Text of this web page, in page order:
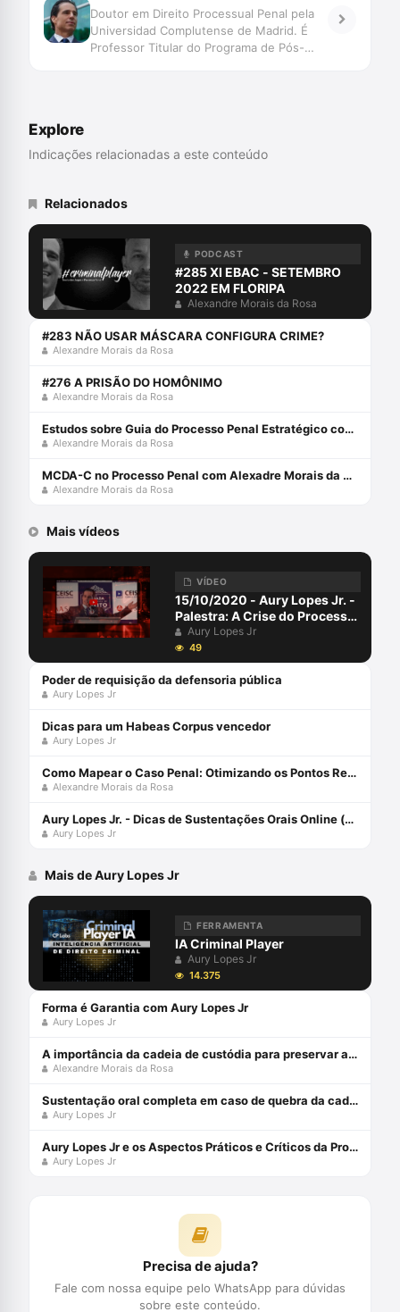
Doutor em Direito Processual Penal pela
Universidad Complutense de Madrid. É
Professor Titular do Programa de Pós-
Explore
Indicações relacionadas a este conteúdo
Relacionados
PODCAST
#285 XI EBAC - SETEMBRO
2022 EM FLORIPA
Alexandre Morais da Rosa
#283 NÃO USAR MÁSCARA CONFIGURA CRIME?
Alexandre Morais da Rosa
#276 A PRISÃO DO HOMÔNIMO
Alexandre Morais da Rosa
Estudos sobre Guia do Processo Penal Estratégico com Alexandre Morais da Rosa e André Necchio
Alexandre Morais da Rosa
MCDA-C no Processo Penal com Alexadre Morais da Rosa e Izaias Otacilio Rosa
Alexandre Morais da Rosa
Mais vídeos
VÍDEO
15/10/2020 - Aury Lopes Jr. -
Palestra: A Crise do Processo
Penal
Aury Lopes Jr
49
Poder de requisição da defensoria pública
Aury Lopes Jr
Dicas para um Habeas Corpus vencedor
Aury Lopes Jr
Como Mapear o Caso Penal: Otimizando os Pontos Relevantes
Alexandre Morais da Rosa
Aury Lopes Jr. - Dicas de Sustentações Orais Online (@criminalplayer)
Aury Lopes Jr
Mais de Aury Lopes Jr
FERRAMENTA
IA Criminal Player
Aury Lopes Jr
14.375
Forma é Garantia com Aury Lopes Jr
Aury Lopes Jr
A importância da cadeia de custódia para preservar a prova penal
Alexandre Morais da Rosa
Sustentação oral completa em caso de quebra da cadeia de custódia da prova digital com Aury Lopes Jr
Aury Lopes Jr
Aury Lopes Jr e os Aspectos Práticos e Críticos da Prova Penal
Aury Lopes Jr
Precisa de ajuda?
Fale com nossa equipe pelo WhatsApp para dúvidas
sobre este conteúdo.